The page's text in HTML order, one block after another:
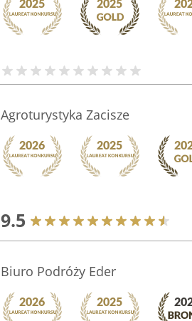
Agroturystyka Zacisze
9.5
Biuro Podróży Eder